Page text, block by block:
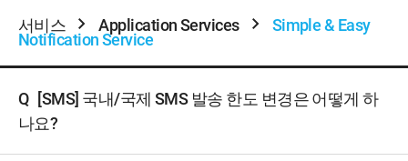
서비스 Application Services Simple & Easy
Notification Service
Q [SMS] 국내/국제 SMS 발송 한도 변경은 어떻게 하
나요?